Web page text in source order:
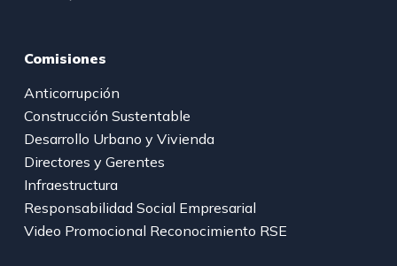
Comisiones
Anticorrupción
Construcción Sustentable
Desarrollo Urbano y Vivienda
Directores y Gerentes
Infraestructura
Responsabilidad Social Empresarial
Video Promocional Reconocimiento RSE